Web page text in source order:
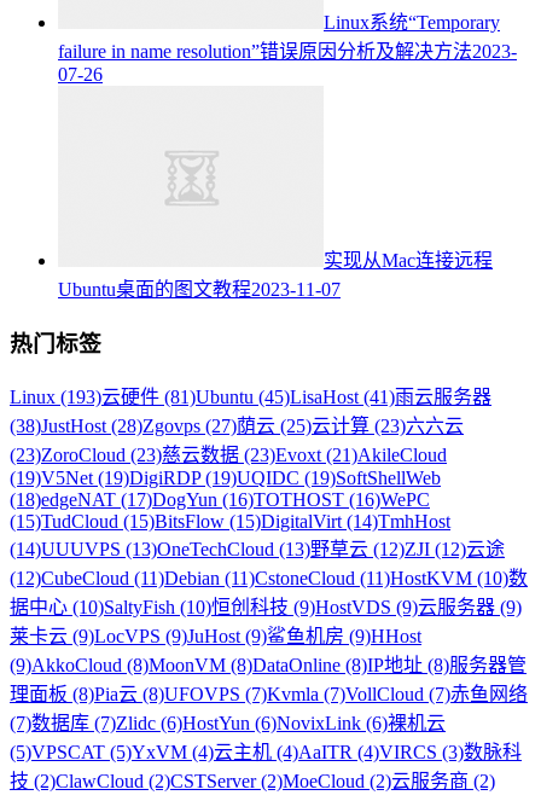
Linux系统“Temporary
failure in name resolution”错误原因分析及解决方法2023-
07-26
实现从Mac连接远程
Ubuntu桌面的图文教程2023-11-07
热门标签
Linux (193)云硬件 (81)Ubuntu (45)LisaHost (41)雨云服务器
(38)JustHost (28)Zgovps (27)荫云 (25)云计算 (23)六六云
(23)ZoroCloud (23)慈云数据 (23)Evoxt (21)AkileCloud
(19)V5Net (19)DigiRDP (19)UQIDC (19)SoftShellWeb
(18)edgeNAT (17)DogYun (16)TOTHOST (16)WePC
(15)TudCloud (15)BitsFlow (15)DigitalVirt (14)TmhHost
(14)UUUVPS (13)OneTechCloud (13)野草云 (12)ZJI (12)云途
(12)CubeCloud (11)Debian (11)CstoneCloud (11)HostKVM (10)数
据中心 (10)SaltyFish (10)恒创科技 (9)HostVDS (9)云服务器 (9)
莱卡云 (9)LocVPS (9)JuHost (9)鲨鱼机房 (9)HHost
(9)AkkoCloud (8)MoonVM (8)DataOnline (8)IP地址 (8)服务器管
理面板 (8)Pia云 (8)UFOVPS (7)Kvmla (7)VollCloud (7)赤鱼网络
(7)数据库 (7)Zlidc (6)HostYun (6)NovixLink (6)裸机云
(5)VPSCAT (5)YxVM (4)云主机 (4)AaITR (4)VIRCS (3)数脉科
技 (2)ClawCloud (2)CSTServer (2)MoeCloud (2)云服务商 (2)